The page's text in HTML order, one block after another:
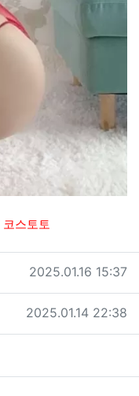
스토토
작성일
2025.01.16 15:37
작성일
2025.01.14 22:38